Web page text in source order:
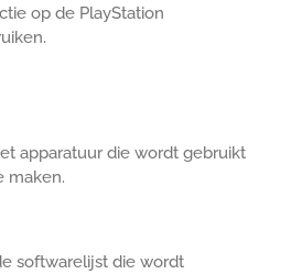
op de PlayStation
apparatuur die wordt gebruikt
maken.
softwarelijst die wordt